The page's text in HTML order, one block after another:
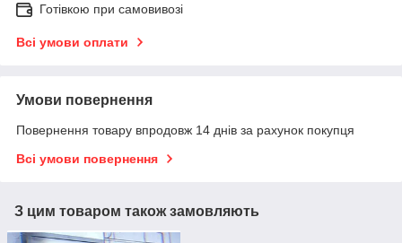
Готівкою при самовивозі
Всі умови оплати
Умови повернення
Повернення товару впродовж 14 днів за рахунок покупця
Всі умови повернення
З цим товаром також замовляють